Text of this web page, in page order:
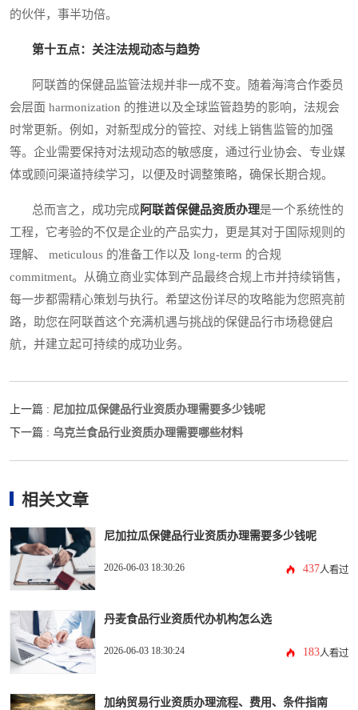
的伙伴，事半功倍。
第十五点：关注法规动态与趋势
阿联酋的保健品监管法规并非一成不变。随着海湾合作委员
会层面 harmonization 的推进以及全球监管趋势的影响，法规会
时常更新。例如，对新型成分的管控、对线上销售监管的加强
等。企业需要保持对法规动态的敏感度，通过行业协会、专业媒
体或顾问渠道持续学习，以便及时调整策略，确保长期合规。
总而言之，成功完成阿联酋保健品资质办理是一个系统性的
工程，它考验的不仅是企业的产品实力，更是其对于国际规则的
理解、 meticulous 的准备工作以及 long-term 的合规
commitment。从确立商业实体到产品最终合规上市并持续销售，
每一步都需精心策划与执行。希望这份详尽的攻略能为您照亮前
路，助您在阿联酋这个充满机遇与挑战的保健品行市场稳健启
航，并建立起可持续的成功业务。
上一篇 : 尼加拉瓜保健品行业资质办理需要多少钱呢
下一篇 : 乌克兰食品行业资质办理需要哪些材料
相关文章
尼加拉瓜保健品行业资质办理需要多少钱呢
2026-06-03 18:30:26 437人看过
丹麦食品行业资质代办机构怎么选
2026-06-03 18:30:24 183人看过
加纳贸易行业资质办理流程、费用、条件指南